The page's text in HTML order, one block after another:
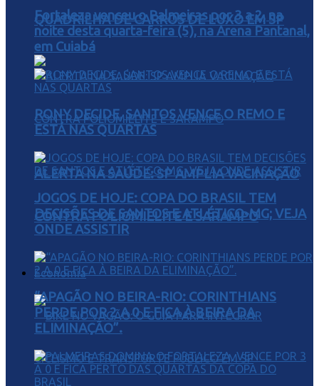
QUADRILHA DE CARROS DE LUXO EM SP
ALERTA NA SAÚDE: SP AMPLIA VACINAÇÃO
CONTRA POLIOMIELITE E SARAMPO
Economia
Fortaleza venceu o Palmeiras por 3 a 2, na
noite desta quarta-feira (5), na Arena Pantanal,
em Cuiabá
RONY DECIDE, SANTOS VENCE O REMO E
ESTÁ NAS QUARTAS
JOGOS DE HOJE: COPA DO BRASIL TEM
DECISÕES DE SANTOS E ATLÉTICO-MG; VEJA
ONDE ASSISTIR
“APAGÃO NO BEIRA-RIO: CORINTHIANS
PERDE POR 2 A 0 E FICA À BEIRA DA
ELIMINAÇÃO”.